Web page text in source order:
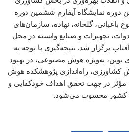
دوره نمایشگاه آیفارم ششمین دوره
باغبانی، گلخانه، نهاده، سازمان‌های
تجهیزات و صنایع وابسته در محل
برگزار شد. نتیجه‌گیری با توجه به
نوین، به‌ویژه هوش مصنوعی، در بهبود
کشاورزی، راه‌اندازی پژوهشکده هوش
در جهت تحقق اهداف خودکفایی و
کشور محسوب می‌شود.